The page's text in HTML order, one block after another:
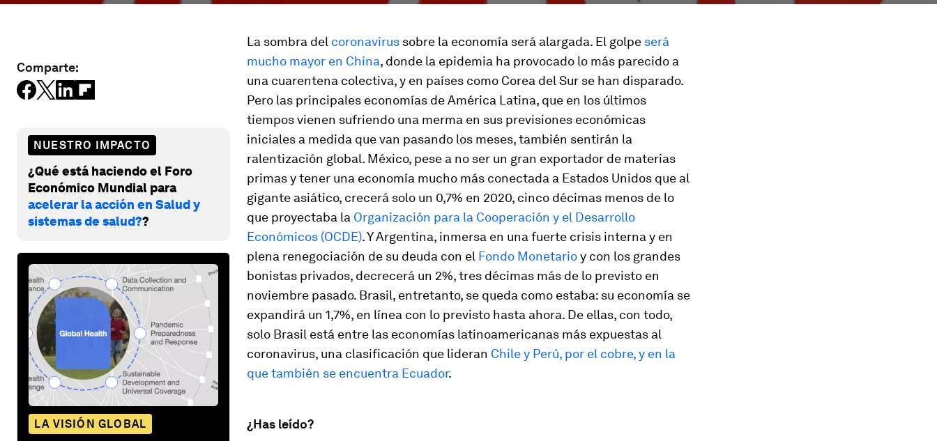
Comparte:
NUESTRO IMPACTO
¿Qué está haciendo el Foro
Económico Mundial para
acelerar la acción en Salud y
sistemas de salud??
LA VISIÓN GLOBAL
La sombra del coronavirus sobre la economía será alargada. El golpe será
mucho mayor en China, donde la epidemia ha provocado lo más parecido a
una cuarentena colectiva, y en países como Corea del Sur se han disparado.
Pero las principales economías de América Latina, que en los últimos
tiempos vienen sufriendo una merma en sus previsiones económicas
iniciales a medida que van pasando los meses, también sentirán la
ralentización global. México, pese a no ser un gran exportador de materias
primas y tener una economía mucho más conectada a Estados Unidos que al
gigante asiático, crecerá solo un 0,7% en 2020, cinco décimas menos de lo
que proyectaba la Organización para la Cooperación y el Desarrollo
Económicos (OCDE). Y Argentina, inmersa en una fuerte crisis interna y en
plena renegociación de su deuda con el Fondo Monetarioy con los grandes
bonistas privados, decrecerá un 2%, tres décimas más de lo previsto en
noviembre pasado. Brasil, entretanto, se queda como estaba: su economía se
expandirá un 1,7%, en línea con lo previsto hasta ahora. De ellas, con todo,
solo Brasil está entre las economías latinoamericanas más expuestas al
coronavirus, una clasificación que lideran Chile y Perú, por el cobre, y en la
que también se encuentra Ecuador.
¿Has leído?